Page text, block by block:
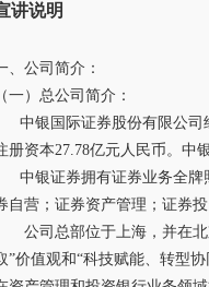
讲说明
、公司简介：
（一）总公司简介：
中银国际证券股份有限公司经
册资本27.78亿元人民币。中
中银证券拥有证券业务全牌
自营；证券资产管理；证券
公司总部位于上海，并在北
”价值观和“科技赋能、转型